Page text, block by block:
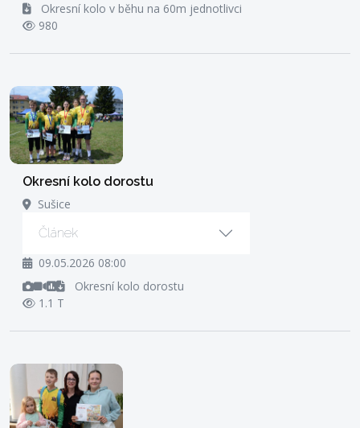
Okresní kolo v běhu na 60m jednotlivci
980
Okresní kolo dorostu
Sušice
Článek
09.05.2026 08:00
Okresní kolo dorostu
1.1 T